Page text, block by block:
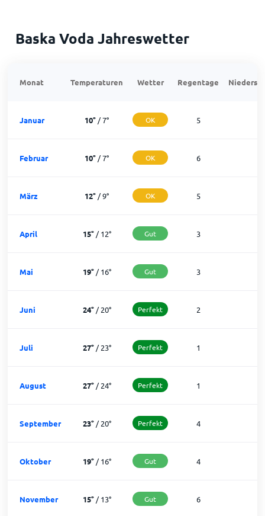
Baska Voda Jahreswetter
Monat Temperaturen Wetter Regentage
Januar 10° /7° OK 5
Februar 10° /7° OK 6
März 12° /9° OK 5
April 15°/12° Gut 3
Mai 19°/16° Gut 3
Juni 24°/20° Perfekt 2
Juli 27°/23° Perfekt 1
August 27°/24° Perfekt 1
September 23°/20° Perfekt 4
Oktober 19°/16° Gut 4
November 15°/13° Gut 6